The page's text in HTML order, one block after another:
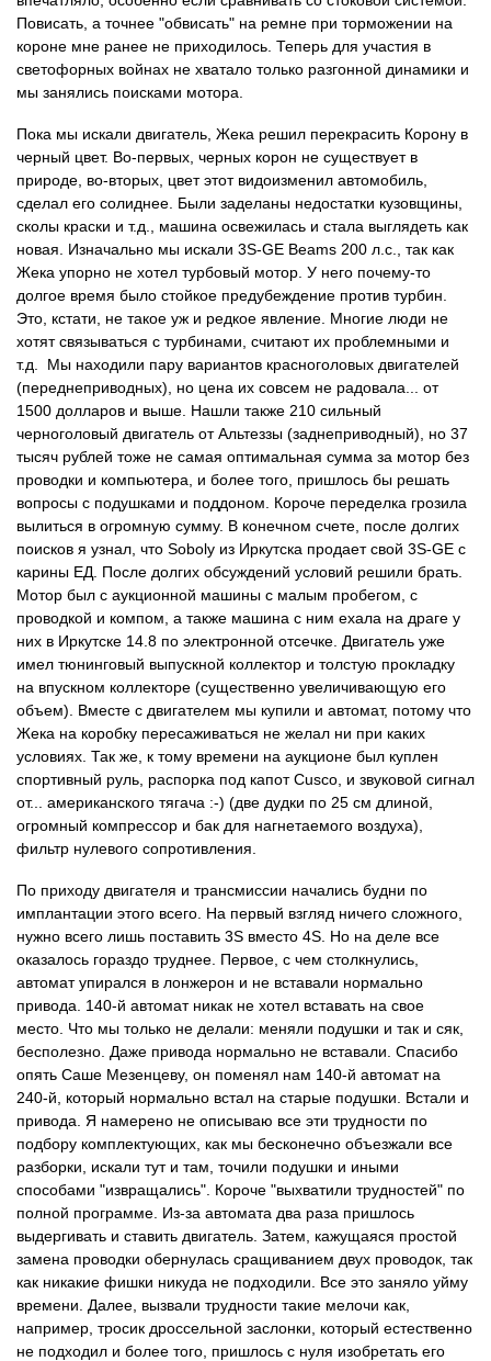
Повисать, а точнее "обвисать" на ремне при торможении на
короне мне ранее не приходилось. Теперь для участия в
светофорных войнах не хватало только разгонной динамики и
мы занялись поисками мотора.
Пока мы искали двигатель, Жека решил перекрасить Корону в
черный цвет. Во-первых, черных корон не существует в
природе, во-вторых, цвет этот видоизменил автомобиль,
сделал его солиднее. Были заделаны недостатки кузовщины,
сколы краски и т.д., машина освежилась и стала выглядеть как
новая. Изначально мы искали 3S-GE Beams 200 л.с., так как
Жека упорно не хотел турбовый мотор. У него почему-то
долгое время было стойкое предубеждение против турбин.
Это, кстати, не такое уж и редкое явление. Многие люди не
хотят связываться с турбинами, считают их проблемными и
т.д. Мы находили пару вариантов красноголовых двигателей
(переднеприводных), но цена их совсем не радовала... от
1500 долларов и выше. Нашли также 210 сильный
черноголовый двигатель от Альтеззы (заднеприводный), но 37
тысяч рублей тоже не самая оптимальная сумма за мотор без
проводки и компьютера, и более того, пришлось бы решать
вопросы с подушками и поддоном. Короче переделка грозила
вылиться в огромную сумму. В конечном счете, после долгих
поисков я узнал, что Soboly из Иркутска продает свой 3S-GE с
карины ЕД. После долгих обсуждений условий решили брать.
Мотор был с аукционной машины с малым пробегом, с
проводкой и компом, а также машина с ним ехала на драге у
них в Иркутске 14.8 по электронной отсечке. Двигатель уже
имел тюнинговый выпускной коллектор и толстую прокладку
на впускном коллекторе (существенно увеличивающую его
объем). Вместе с двигателем мы купили и автомат, потому что
Жека на коробку пересаживаться не желал ни при каких
условиях. Так же, к тому времени на аукционе был куплен
спортивный руль, распорка под капот Cusco, и звуковой сигнал
от... американского тягача :-) (две дудки по 25 см длиной,
огромный компрессор и бак для нагнетаемого воздуха),
фильтр нулевого сопротивления.
По приходу двигателя и трансмиссии начались будни по
имплантации этого всего. На первый взгляд ничего сложного,
нужно всего лишь поставить 3S вместо 4S. Но на деле все
оказалось гораздо труднее. Первое, с чем столкнулись,
автомат упирался в лонжерон и не вставали нормально
привода. 140-й автомат никак не хотел вставать на свое
место. Что мы только не делали: меняли подушки и так и сяк,
бесполезно. Даже привода нормально не вставали. Спасибо
опять Саше Мезенцеву, он поменял нам 140-й автомат на
240-й, который нормально встал на старые подушки. Встали и
привода. Я намерено не описываю все эти трудности по
подбору комплектующих, как мы бесконечно объезжали все
разборки, искали тут и там, точили подушки и иными
способами "извращались". Короче "выхватили трудностей" по
полной программе. Из-за автомата два раза пришлось
выдергивать и ставить двигатель. Затем, кажущаяся простой
замена проводки обернулась сращиванием двух проводок, так
как никакие фишки никуда не подходили. Все это заняло уйму
времени. Далее, вызвали трудности такие мелочи как,
например, тросик дроссельной заслонки, который естественно
не подходил и более того, пришлось с нуля изобретать его